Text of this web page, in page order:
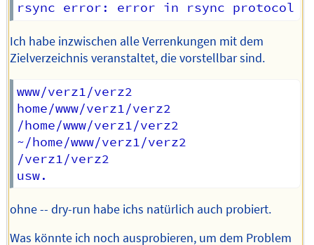
Ich habe inzwischen alle Verrenkungen mit dem
Zielverzeichnis veranstaltet, die vorstellbar sind.
www/verz1/verz2
home/www/verz1/verz2
/home/www/verz1/verz2
~/home/www/verz1/verz2
/verz1/verz2
ohne -- dry-run habe ichs natürlich auch probiert.
Was könnte ich noch ausprobieren, um dem Problem